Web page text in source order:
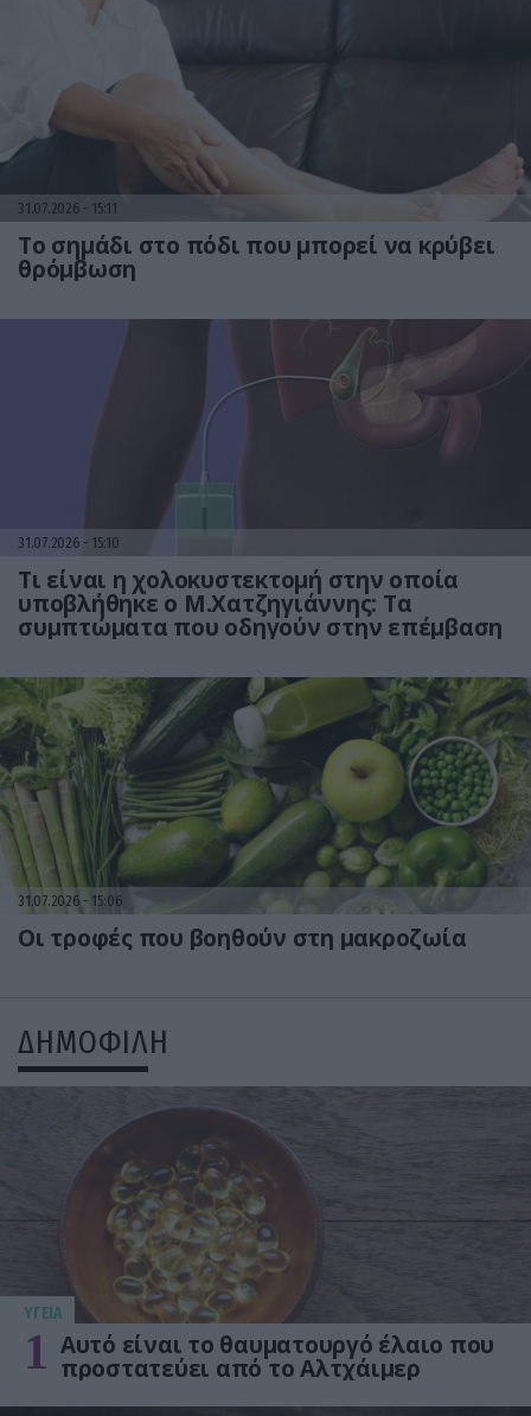
31.07.2026 15:11
Το σημάδι στο πόδι που μπορεί να κρύβει
θρόμβωση
31.07.2026 15:10
Τι είναι η χολοκυστεκτομή στην οποία
υποβλήθηκε ο Μ.Χατζηγιάννης: Tα
συμπτώματα που οδηγούν στην επέμβαση
31.07.2026 15:06
Οι τροφές που βοηθούν στη μακροζωία
ΔΗΜΟΦΙΛΗ
ΥΓΕΙΑ
1 Αυτό είναι το θαυματουργό έλαιο που
προστατεύει από το Αλτχάιμερ